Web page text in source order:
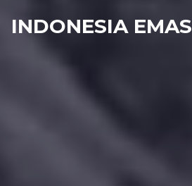
INDONESIA EMAS